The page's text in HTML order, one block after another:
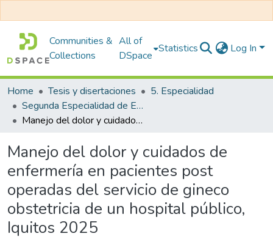
Communities &
Collections
All of
DSpace
Statistics Log In
Home Tesis y disertaciones
5. Especialidad
Segunda Especialidad de Enfermería en Gineco Obstetricia
Manejo del dolor y cuidados de enfermería en pacientes post operadas del servicio de gineco obstetricia de un hospital público, Iquitos 2025
Manejo del dolor y cuidados de
enfermería en pacientes post
operadas del servicio de gineco
obstetricia de un hospital público,
Iquitos 2025